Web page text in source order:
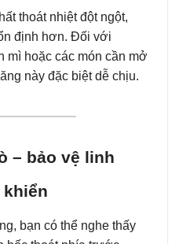
thoát nhiệt đột ngột,
định hơn. Đối với
mì hoặc các món cần mở
này đặc biệt dễ chịu.
– bảo vệ linh
khiển
bạn có thể nghe thấy